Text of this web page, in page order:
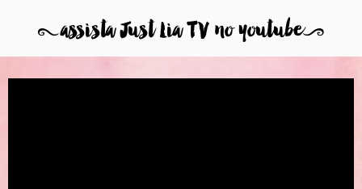
8assista Just Lia TV no youtube9